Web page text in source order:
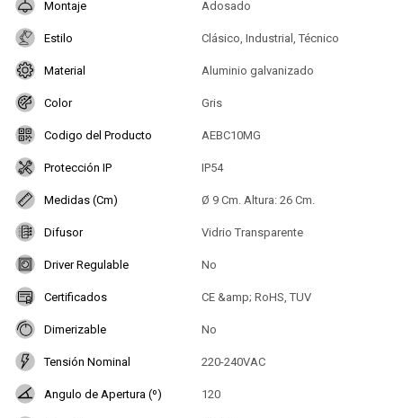
Montaje Adosado
Estilo Clásico, Industrial, Técnico
Material Aluminio galvanizado
Color Gris
Codigo del Producto AEBC10MG
Protección IP IP54
Medidas (Cm) Ø 9 Cm. Altura: 26 Cm.
Difusor Vidrio Transparente
Driver Regulable No
Certificados CE &amp; RoHS, TUV
Dimerizable No
Tensión Nominal 220-240VAC
Angulo de Apertura (º) 120